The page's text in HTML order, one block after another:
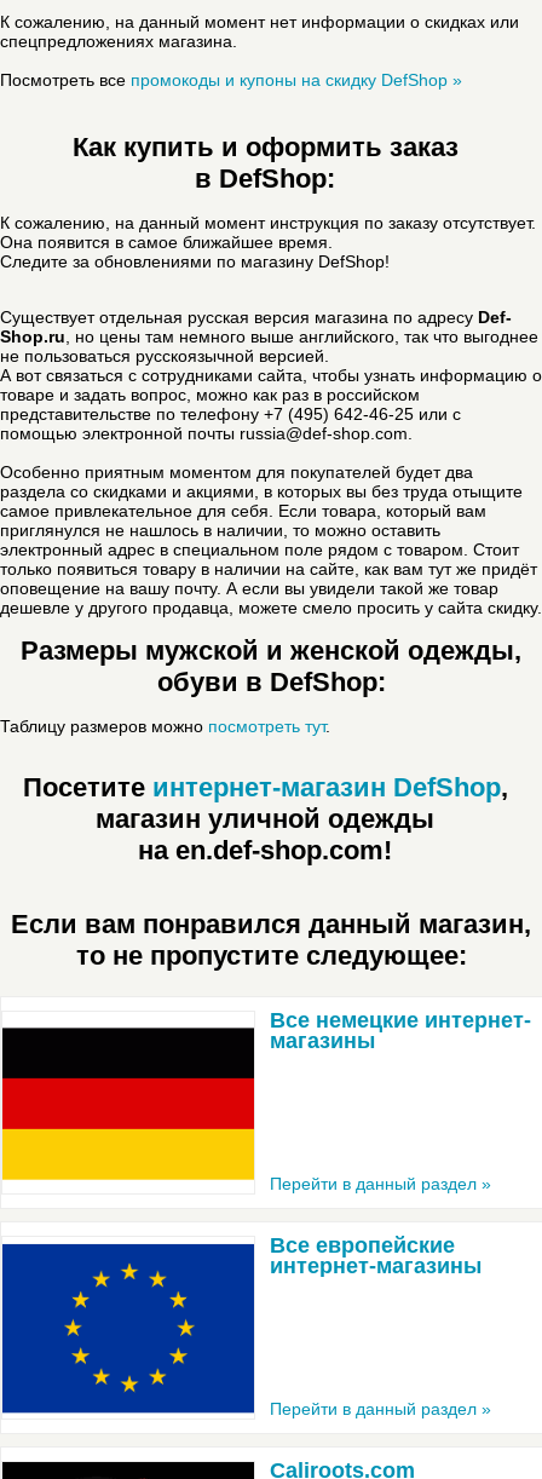
К сожалению, на данный момент нет информации о скидках или
спецпредложениях магазина.
Посмотреть все промокоды и купоны на скидку DefShop »
Как купить и оформить заказ
в DefShop:
К сожалению, на данный момент инструкция по заказу отсутствует.
Она появится в самое ближайшее время.
Следите за обновлениями по магазину DefShop!
Существует отдельная русская версия магазина по адресу Def-
Shop.ru , но цены там немного выше английского, так что выгоднее
не пользоваться русскоязычной версией.
А вот связаться с сотрудниками сайта, чтобы узнать информацию о
товаре и задать вопрос, можно как раз в российском
представительстве по телефону +7 (495) 642-46-25 или с
помощью электронной почты russia@def-shop.com.
Особенно приятным моментом для покупателей будет два
раздела со скидками и акциями, в которых вы без труда отыщите
самое привлекательное для себя. Если товара, который вам
приглянулся не нашлось в наличии, то можно оставить
электронный адрес в специальном поле рядом с товаром. Стоит
только появиться товару в наличии на сайте, как вам тут же придёт
оповещение на вашу почту. А если вы увидели такой же товар
дешевле у другого продавца, можете смело просить у сайта скидку.
Размеры мужской и женской одежды,
обуви в DefShop:
Таблицу размеров можно посмотреть тут.
Посетите интернет-магазин DefShop,
магазин уличной одежды
на en.def‑shop.com!
Если вам понравился данный магазин,
то не пропустите следующее:
Все немецкие интернет-
магазины
Перейти в данный раздел »
Все европейские
интернет-магазины
Перейти в данный раздел »
Caliroots.com